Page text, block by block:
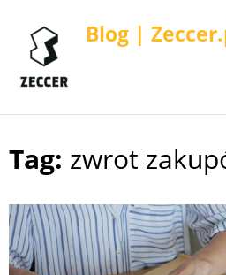
Blog |
Skip
Tag: zwrot